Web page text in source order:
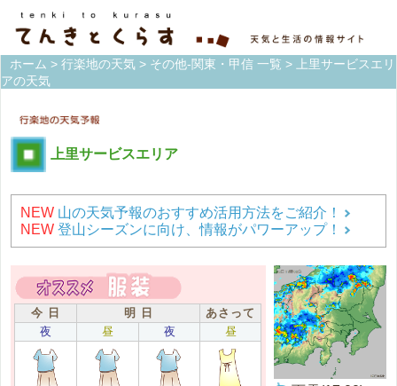
ホーム > 行楽地の天気 > その他-関東・甲信 一覧 > 上里サービスエリ
アの天気
上里サービスエリア
NEW 山の天気予報のおすすめ活用方法をご紹介！
NEW 登山シーズンに向け、情報がパワーアップ！
今 日 明 日
あさって
夜
昼 夜 昼